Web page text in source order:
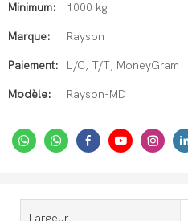
Minimum: 1000 kg
Marque: Rayson
Paiement: L/C, T/T, MoneyGram
Modèle: Rayson-MD
Largeur